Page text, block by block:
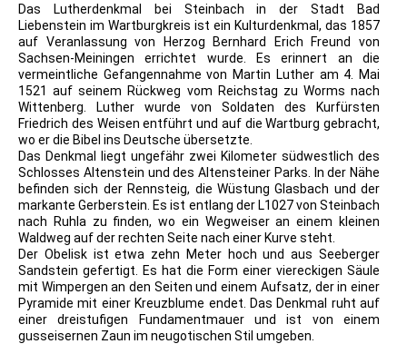
Das Lutherdenkmal bei Steinbach in der Stadt Bad
Liebenstein im Wartburgkreis ist ein Kulturdenkmal, das 1857
auf Veranlassung von Herzog Bernhard Erich Freund von
Sachsen-Meiningen errichtet wurde. Es erinnert an die
vermeintliche Gefangennahme von Martin Luther am 4. Mai
1521 auf seinem Rückweg vom Reichstag zu Worms nach
Wittenberg. Luther wurde von Soldaten des Kurfürsten
Friedrich des Weisen entführt und auf die Wartburg gebracht,
wo er die Bibel ins Deutsche übersetzte.
Das Denkmal liegt ungefähr zwei Kilometer südwestlich des
Schlosses Altenstein und des Altensteiner Parks. In der Nähe
befinden sich der Rennsteig, die Wüstung Glasbach und der
markante Gerberstein. Es ist entlang der L1027 von Steinbach
nach Ruhla zu finden, wo ein Wegweiser an einem kleinen
Waldweg auf der rechten Seite nach einer Kurve steht.
Der Obelisk ist etwa zehn Meter hoch und aus Seeberger
Sandstein gefertigt. Es hat die Form einer viereckigen Säule
mit Wimpergen an den Seiten und einem Aufsatz, der in einer
Pyramide mit einer Kreuzblume endet. Das Denkmal ruht auf
einer dreistufigen Fundamentmauer und ist von einem
gusseisernen Zaun im neugotischen Stil umgeben.